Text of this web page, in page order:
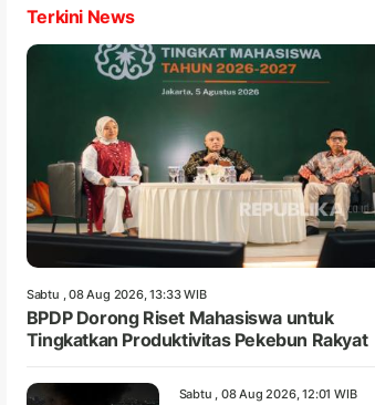
Terkini News
Sabtu , 08 Aug 2026, 13:33 WIB
BPDP Dorong Riset Mahasiswa untuk
Tingkatkan Produktivitas Pekebun Rakyat
Sabtu , 08 Aug 2026, 12:01 WIB